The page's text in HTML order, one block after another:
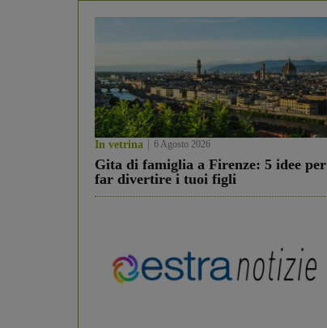
In vetrina 6 Agosto 2026
Gita di famiglia a Firenze: 5 idee per
far divertire i tuoi figli